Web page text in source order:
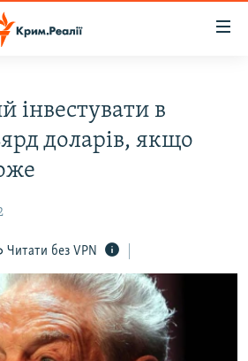
інвестувати в
доларів, якщо
Читати без VPN